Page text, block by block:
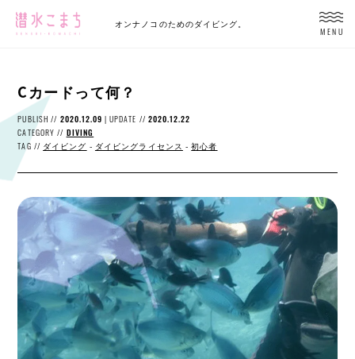
MENU
オンナノコのためのダイビング。
Cカードって何？
PUBLISH // 2020.12.09 | UPDATE // 2020.12.22
CATEGORY // DIVING
TAG // ダイビング - ダイビングライセンス -初心者